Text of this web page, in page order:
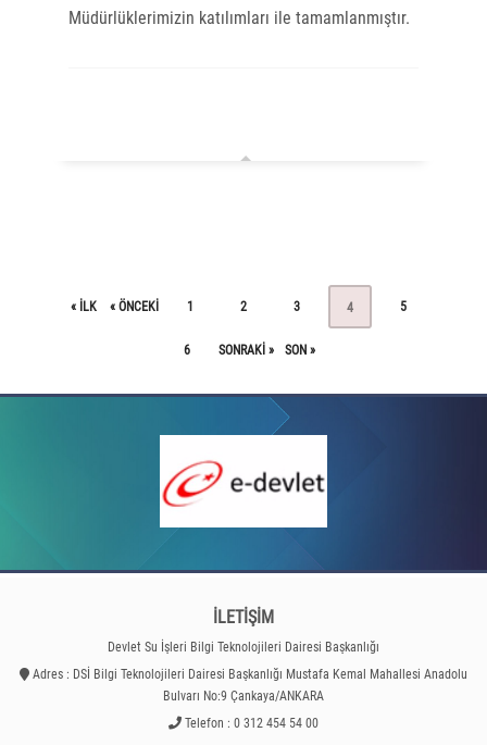
Müdürlüklerimizin katılımları ile tamamlanmıştır.
« ILK « ÖNCEKI 1 2 3 4 5
6 SONRAKI » SON »
İLETİŞİM
Devlet Su İşleri Bilgi Teknolojileri Dairesi Başkanlığı
Adres : DSİ Bilgi Teknolojileri Dairesi Başkanlığı Mustafa Kemal Mahallesi Anadolu
Bulvarı No:9 Çankaya/ANKARA
Telefon : 0 312 454 54 00